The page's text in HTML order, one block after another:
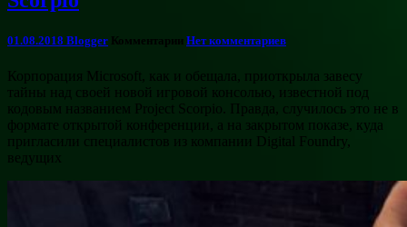
01.08.2018 Blogger Комментарии Нет комментариев
Корпорация Microsoft, как и обещала, приоткрыла завесу
тайны над своей новой игровой консолью, известной под
кодовым названием Project Scorpio. Правда, случилось это не в
формате открытой конференции, а на закрытом показе, куда
пригласили специалистов из компании Digital Foundry,
ведущих